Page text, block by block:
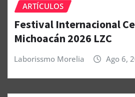
ARTÍCULOS
Festival Internacional
Michoacán 2026 LZC
Laborissmo Morelia Ago 6,